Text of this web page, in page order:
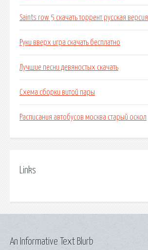
Saints row 5 скачать торрент русская версия
Руки вверх игра скачать бесплатно
Лучшие песни девяностых скачать
Схема сборки витой пары
Расписания автобусов москва старый оскол
Links
An Informative Text Blurb